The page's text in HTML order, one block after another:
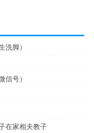
脚）
号）
在家相夫教子